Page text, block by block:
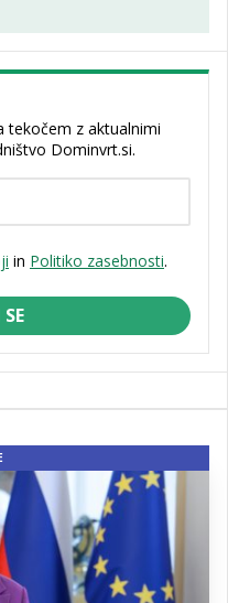
tekočem z aktualnimi
Dominvrt.si.
in Politiko zasebnosti.